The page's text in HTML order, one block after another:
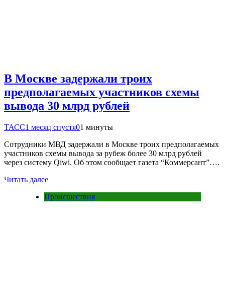
В Москве задержали троих
предполагаемых участников схемы
вывода 30 млрд рублей
ТАСС1 месяц спустя01 минуты
Сотрудники МВД задержали в Москве троих предполагаемых
участников схемы вывода за рубеж более 30 млрд рублей
через систему Qiwi. Об этом сообщает газета “Коммерсант”….
Читать далее
Происшествия